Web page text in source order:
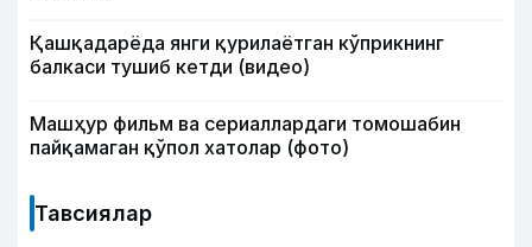
Қашқадарёда янги қурилаётган кўприкнинг
балкаси тушиб кетди (видео)
Машҳур фильм ва сериаллардаги томошабин
пайқамаган қўпол хатолар (фото)
Тавсиялар